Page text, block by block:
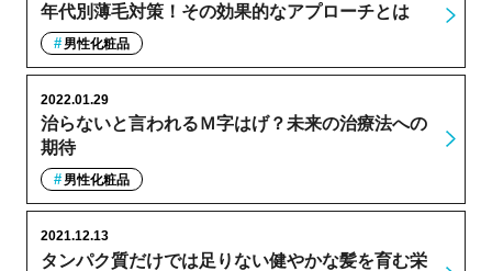
年代別薄毛対策！その効果的なアプローチとは
男性化粧品
治らないと言われるＭ字はげ？未来の治療法への
期待
2022.01.29
男性化粧品
タンパク質だけでは足りない健やかな髪を育む栄
2021.12.13